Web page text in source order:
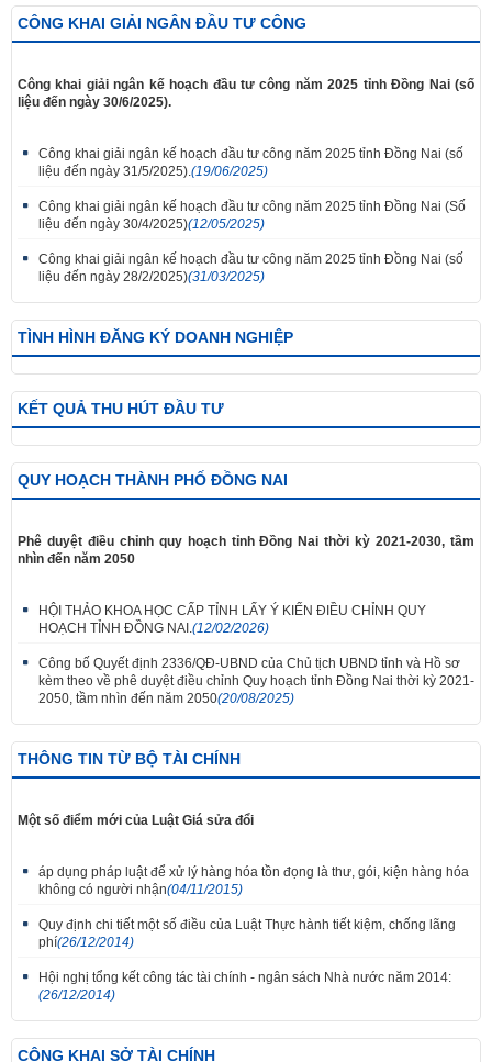
CÔNG KHAI GIẢI NGÂN ĐẦU TƯ CÔNG
Công khai giải ngân kế hoạch đầu tư công năm 2025 tỉnh Đồng Nai (số
liệu đến ngày 30/6/2025).
Công khai giải ngân kế hoạch đầu tư công năm 2025 tỉnh Đồng Nai (số
liệu đến ngày 31/5/2025). (19/06/2025)
Công khai giải ngân kế hoạch đầu tư công năm 2025 tỉnh Đồng Nai (Số
liệu đến ngày 30/4/2025)(12/05/2025)
Công khai giải ngân kế hoạch đầu tư công năm 2025 tỉnh Đồng Nai (số
liệu đến ngày 28/2/2025)(31/03/2025)
TÌNH HÌNH ĐĂNG KÝ DOANH NGHIỆP
KẾT QUẢ THU HÚT ĐẦU TƯ
QUY HOẠCH THÀNH PHỐ ĐỒNG NAI
Phê duyệt điều chỉnh quy hoạch tỉnh Đồng Nai thời kỳ 2021-2030, tầm
nhìn đến năm 2050
HỘI THẢO KHOA HỌC CẤP TỈNH LẤY Ý KIẾN ĐIỀU CHỈNH QUY
HOẠCH TỈNH ĐỒNG NAI. (12/02/2026)
Công bố Quyết định 2336/QĐ-UBND của Chủ tịch UBND tỉnh và Hồ sơ
kèm theo về phê duyệt điều chỉnh Quy hoạch tỉnh Đồng Nai thời kỳ 2021-
2050, tầm nhìn đến năm 2050(20/08/2025)
THÔNG TIN TỪ BỘ TÀI CHÍNH
Một số điểm mới của Luật Giá sửa đổi
áp dụng pháp luật để xử lý hàng hóa tồn đọng là thư, gói, kiện hàng hóa
không có người nhận(04/11/2015)
Quy định chi tiết một số điều của Luật Thực hành tiết kiệm, chống lãng
phí(26/12/2014)
Hội nghị tổng kết công tác tài chính - ngân sách Nhà nước năm 2014:
(26/12/2014)
CÔNG KHAI SỞ TÀI CHÍNH